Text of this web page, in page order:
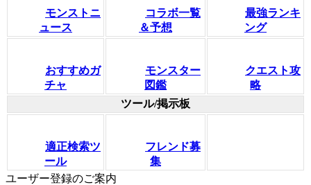
モンストニ
ュース
コラボ一覧
＆予想
最強ランキ
ング
おすすめガ
チャ
モンスター
図鑑
クエスト攻
略
ツール/掲示板
適正検索ツ
ール
フレンド募
集
ユーザー登録のご案内